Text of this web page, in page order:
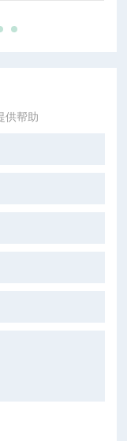
供帮助